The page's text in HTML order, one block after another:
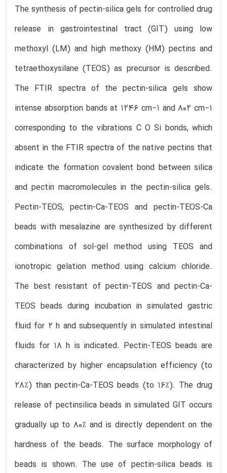
The synthesis of pectin-silica gels for controlled drug
release in gastrointestinal tract (GIT) using low
methoxyl (LM) and high methoxy (HM) pectins and
tetraethoxysilane (TEOS) as precursor is described.
The FTIR spectra of the pectin-silica gels show
intense absorption bands at 1246 cm−1 and 802 cm−1
corresponding to the vibrations C O Si bonds, which
absent in the FTIR spectra of the native pectins that
indicate the formation covalent bond between silica
and pectin macromolecules in the pectin-silica gels.
Pectin-TEOS, pectin-Ca-TEOS and pectin-TEOS-Ca
beads with mesalazine are synthesized by different
combinations of sol-gel method using TEOS and
ionotropic gelation method using calcium chloride.
The best resistant of pectin-TEOS and pectin-Ca-
TEOS beads during incubation in simulated gastric
fluid for 2 h and subsequently in simulated intestinal
fluids for 18 h is indicated. Pectin-TEOS beads are
characterized by higher encapsulation efficiency (to
28%) than pectin-Ca-TEOS beads (to 16%). The drug
release of pectinsilica beads in simulated GIT occurs
gradually up to 80% and is directly dependent on the
hardness of the beads. The surface morphology of
beads is shown. The use of pectin-silica beads is